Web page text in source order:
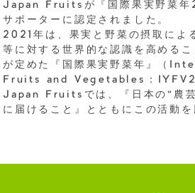
Japan Fruitsが『国際果実野菜年
サポーターに認定されました。
2021年は、果実と野菜の摂取によ
等に対する世界的な認識を高める
が定めた『国際果実野菜年』（
Fruits and Vegetables：
Japan Fruitsでは、『日本の“農芸
に届けること』とともにこの活動を